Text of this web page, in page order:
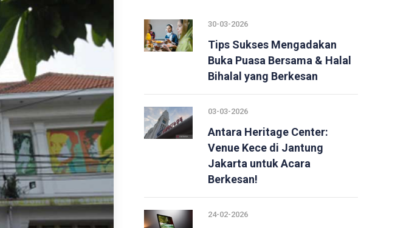
30-03-2026
Tips Sukses Mengadakan
Buka Puasa Bersama & Halal
Bihalal yang Berkesan
03-03-2026
Antara Heritage Center:
Venue Kece di Jantung
Jakarta untuk Acara
Berkesan!
24-02-2026